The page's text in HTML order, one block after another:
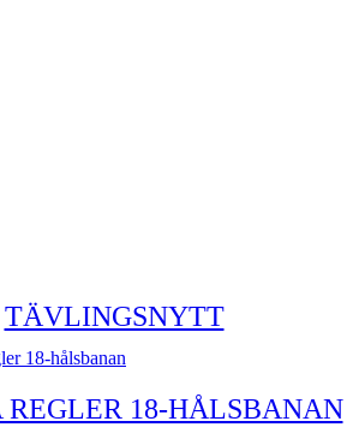
TÄVLINGSNYTT
18-hålsbanan
18-HÅLSBANAN